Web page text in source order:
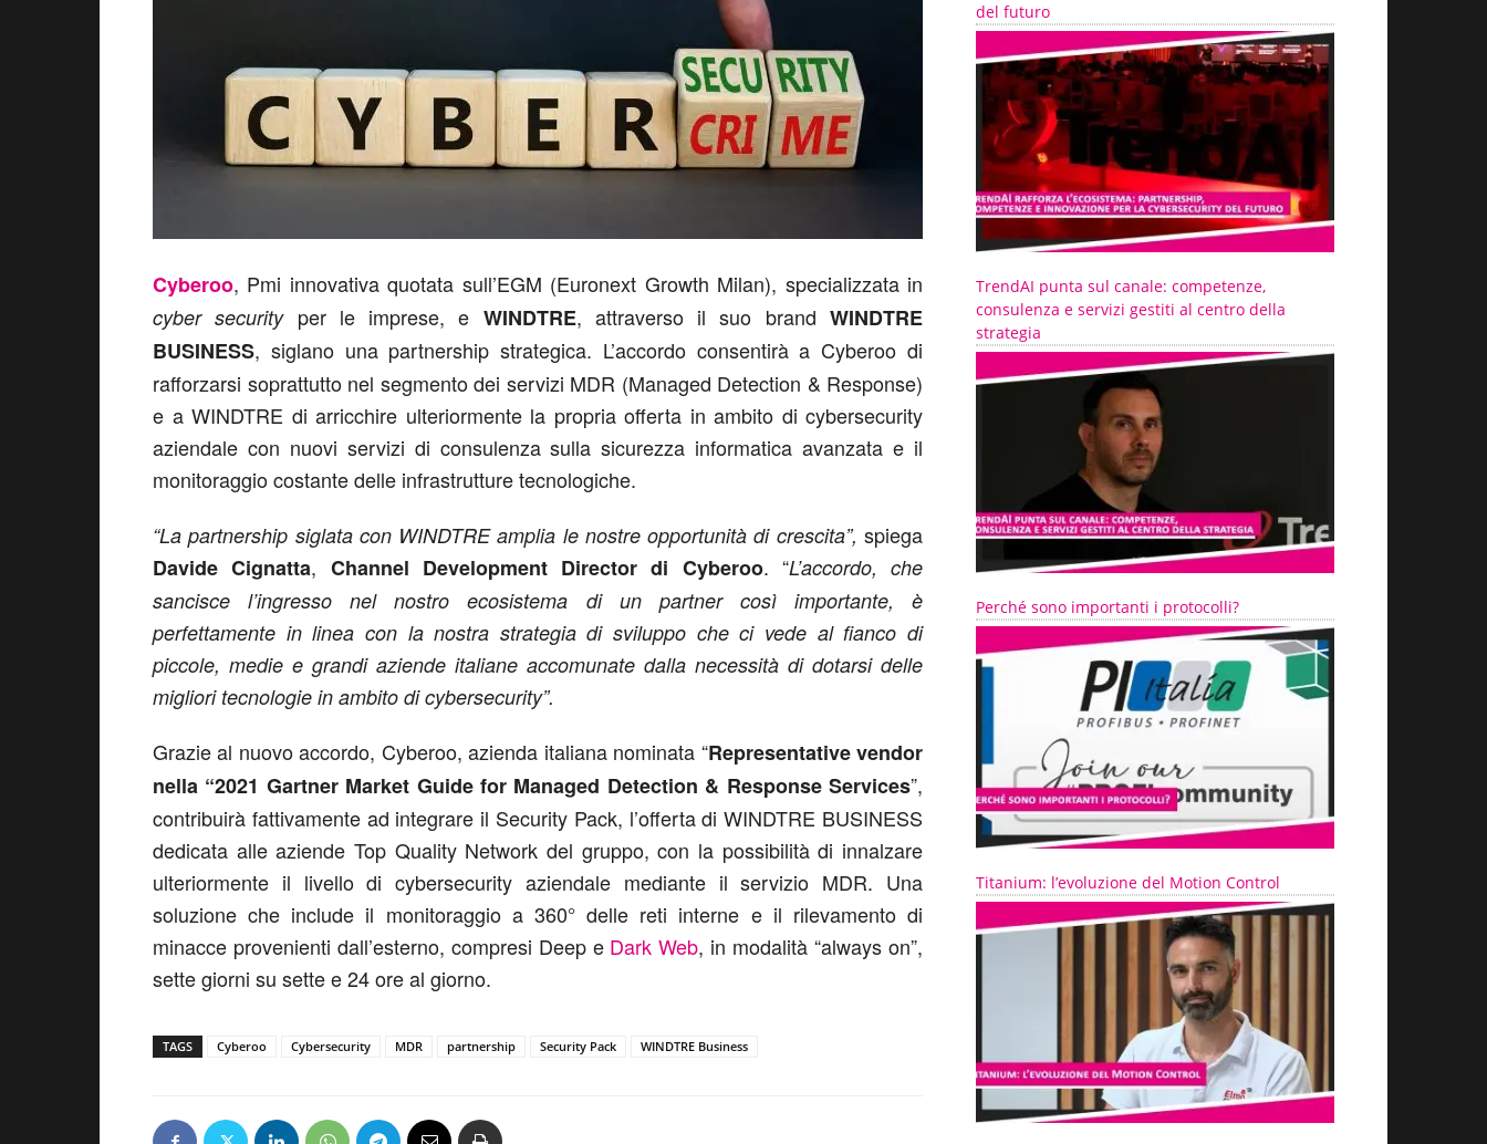
Cyberoo, Pmi innovativa quotata sull’EGM (Euronext Growth Milan), specializzata in
cyber securityper le imprese, e WINDTRE, attraverso il suo brandWINDTRE
BUSINESS, siglano una partnership strategica. L’accordo consentirà a Cyberoo di
rafforzarsi soprattutto nel segmento dei servizi MDR (Managed Detection & Response)
e a WINDTRE di arricchire ulteriormente la propria offerta in ambito di cybersecurity
aziendale con nuovi servizi di consulenza sulla sicurezza informatica avanzata e il
monitoraggio costante delle infrastrutture tecnologiche.
“La partnership siglata con WINDTRE amplia le nostre opportunità di crescita”, spiega
Davide Cignatta, Channel Development Director di Cyberoo. “L’accordo, che
sancisce l’ingresso nel nostro ecosistema di un partner così importante, è
perfettamente in linea con la nostra strategia di sviluppo che ci vede al fianco di
piccole, medie e grandi aziende italiane accomunate dalla necessità di dotarsi delle
migliori tecnologie in ambito di cybersecurity”.
Grazie al nuovo accordo, Cyberoo, azienda italiana nominata “Representative vendor
nella “2021 Gartner Market Guide for Managed Detection & Response Services”,
contribuirà fattivamente ad integrare il Security Pack, l’offerta di WINDTRE BUSINESS
dedicata alle aziende Top Quality Network del gruppo, con la possibilità di innalzare
ulteriormente il livello di cybersecurity aziendale mediante il servizio MDR. Una
soluzione che include il monitoraggio a 360° delle reti interne e il rilevamento di
minacce provenienti dall’esterno, compresi Deep e Dark Web, in modalità “always on”,
sette giorni su sette e 24 ore al giorno.
TAGS Cyberoo Cybersecurity MDR partnership Security Pack WINDTRE Business
del futuro
TrendAI punta sul canale: competenze,
consulenza e servizi gestiti al centro della
strategia
Perché sono importanti i protocolli?
Titanium: l’evoluzione del Motion Control